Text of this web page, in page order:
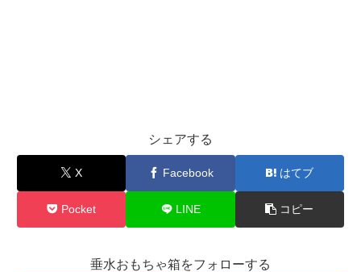
シェアする
X Facebook はてブ
Pocket LINE コピー
垂水おもちゃ箱をフォローする